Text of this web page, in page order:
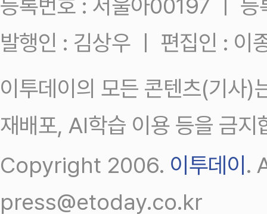
등록번호 : 서울아00197 ㅣ
발행인 : 김상우 ㅣ 편집인 : 이
이투데이의 모든 콘텐츠(기사)
재배포, AI학습 이용 등을 금지
Copyright 2006. 이투데이 .
press@etoday.co.kr